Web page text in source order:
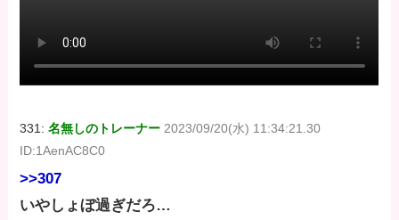
331:名無しのトレーナー 2023/09/20(水) 11:34:21.30
ID:1AenAC8C0
>>307
いやしょぼ過ぎだろ…